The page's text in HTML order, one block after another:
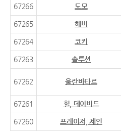
67266 도모
67265 헤비
67264 코키
67263 솔루션
67262 울란바타르
67261 힐, 데이비드
67260 프레이저, 제인